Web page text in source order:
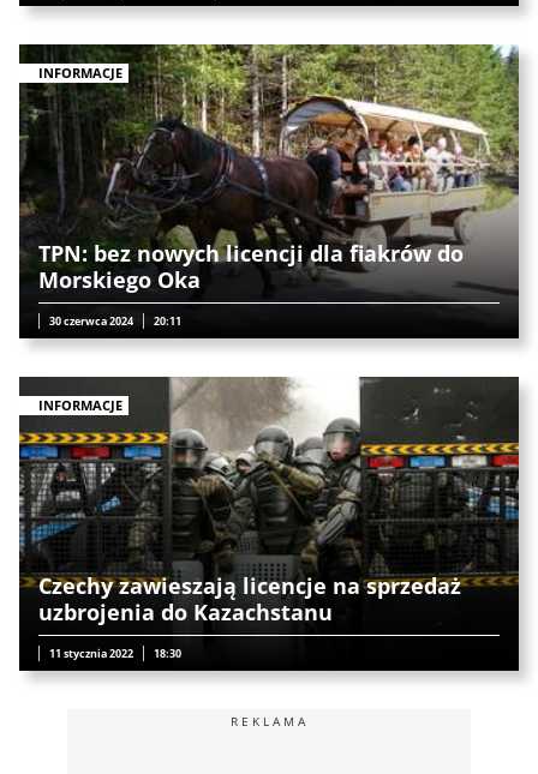
INFORMACJE
TPN: bez nowych licencji dla fiakrów do
Morskiego Oka
30 czerwca 2024 20:11
INFORMACJE
Czechy zawieszają licencje na sprzedaż
uzbrojenia do Kazachstanu
11 stycznia 2022 18:30
REKLAMA